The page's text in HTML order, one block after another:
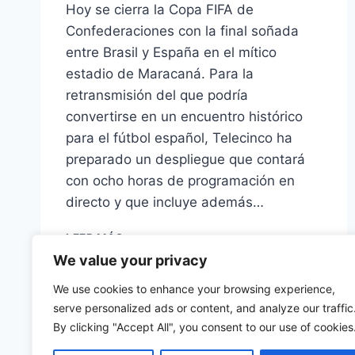
We value your privacy
We use cookies to enhance your browsing experience,
serve personalized ads or content, and analyze our
By clicking "Accept All", you consent to our use of
Hoy se cierra la Copa FIFA de
Confederaciones con la final soñada
entre Brasil y España en el mítico
estadio de Maracaná. Para la
retransmisión del que podría
convertirse en un encuentro histórico
para el fútbol español, Telecinco ha
preparado un despliegue que contará
con ocho horas de programación en
directo y que incluye además…
LEER MÁS
VUELCA
CON
BRASIL-
ESPAÑA
Y